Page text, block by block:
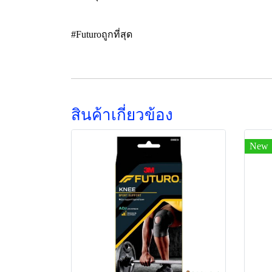
#Futuroถูกที่สุด
สินค้าเกี่ยวข้อง
New